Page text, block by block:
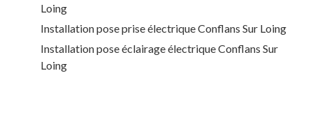
Loing
Installation pose prise électrique Conflans Sur Loing
Installation pose éclairage électrique Conflans Sur
Loing